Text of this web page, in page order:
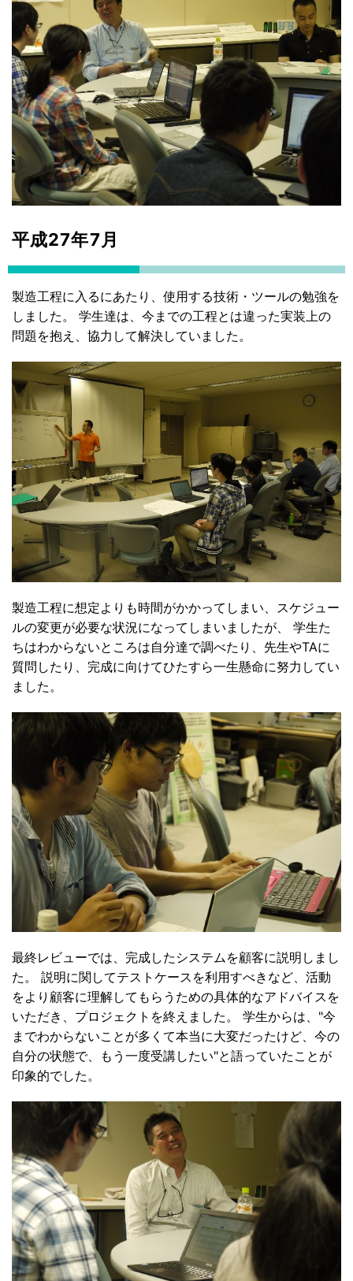
平成27年7月
製造工程に入るにあたり、使用する技術・ツールの勉強を
しました。 学生達は、今までの工程とは違った実装上の
問題を抱え、協力して解決していました。
製造工程に想定よりも時間がかかってしまい、スケジュー
ルの変更が必要な状況になってしまいましたが、 学生た
ちはわからないところは自分達で調べたり、先生やTAに
質問したり、完成に向けてひたすら一生懸命に努力してい
ました。
最終レビューでは、完成したシステムを顧客に説明しまし
た。 説明に関してテストケースを利用すべきなど、活動
をより顧客に理解してもらうための具体的なアドバイスを
いただき、プロジェクトを終えました。 学生からは、"今
までわからないことが多くて本当に大変だったけど、今の
自分の状態で、もう一度受講したい"と語っていたことが
印象的でした。